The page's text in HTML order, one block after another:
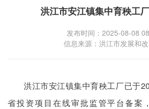
洪江市安江镇集中育秧工
发布时间：2025-08-08
信息来源：洪江市发展和
洪江市安江镇集中育秧工厂已于
省投资项目在线审批监管平台备案